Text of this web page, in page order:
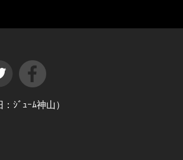
ｼﾞｭｰﾑ神山）